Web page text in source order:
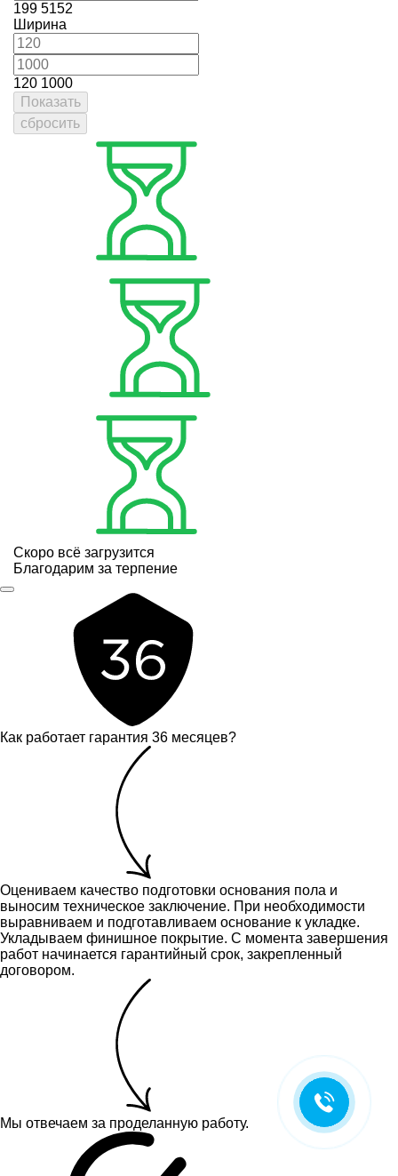
199 5152
Ширина
120 1000
Показать
сбросить
Скоро всё загрузится
Благодарим за терпение
Как работает гарантия 36 месяцев?
Оцениваем качество подготовки основания пола и
выносим техническое заключение. При необходимости
выравниваем и подготавливаем основание к укладке.
Укладываем финишное покрытие. С момента завершения
работ начинается гарантийный срок, закрепленный
договором.
Мы отвечаем за проделанную работу.